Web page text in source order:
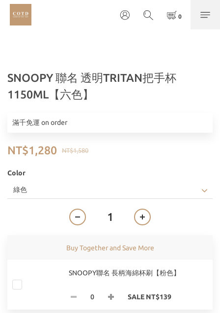
SNOOPY 聯名 透明TRITAN把手杯
1150ML【六色】
滿千免運 on order
NT$1,580
NT$1,280
Color
Buy Together and Save More
SNOOPY聯名 長柄海綿杯刷【粉色】
SALE NT$139